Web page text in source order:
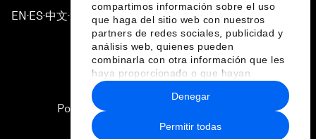
compartimos información sobre el uso
que haga del sitio web con nuestros
partners de redes sociales, publicidad y
análisis web, quienes pueden
combinarla con otra información que les
haya proporcionado o que hayan
recopilado a partir del uso que haya
hecho de sus servicios.
Permitir todas
Denegar
EN ▪ ES▪中文▪ 日本語
Política de privacidad y normas de uso